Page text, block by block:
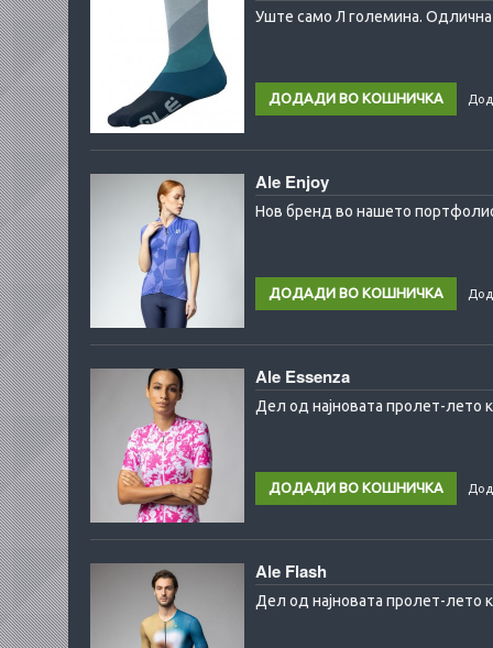
Уште само Л големина.
Ale Enjoy
Нов бренд во нашето
Ale Essenza
Дел од најновата пролет-лето
Ale Flash
Дел од најновата пролет-лето